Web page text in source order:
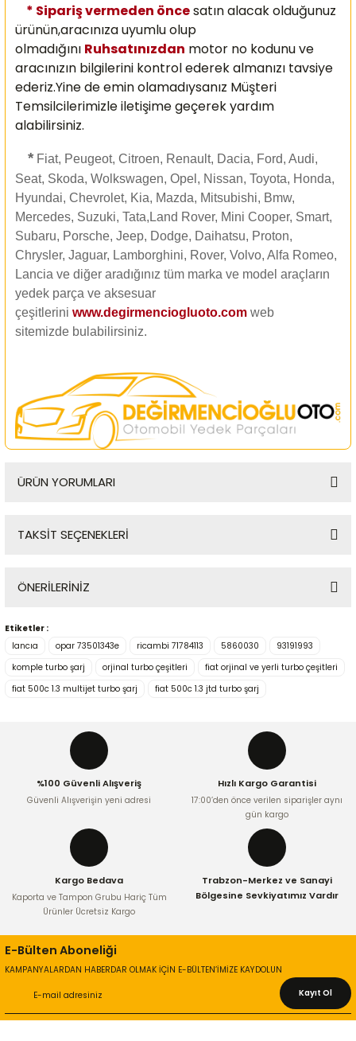
* Sipariş vermeden öncesatın alacak olduğunuz
ürünün,aracınıza uyumlu olup
olmadığını Ruhsatınızdan motor no kodunu ve
aracınızın bilgilerini kontrol ederek almanızı tavsiye
ederiz.Yine de emin olamadıysanız Müşteri
Temsilcilerimizle iletişime geçerek yardım
alabilirsiniz.
* Fiat, Peugeot, Citroen, Renault, Dacia, Ford, Audi,
Seat, Skoda, Wolkswagen, Opel, Nissan, Toyota, Honda,
Hyundai, Chevrolet, Kia, Mazda, Mitsubishi, Bmw,
Mercedes, Suzuki, Tata,Land Rover, Mini Cooper, Smart,
Subaru, Porsche, Jeep, Dodge, Daihatsu, Proton,
Chrysler, Jaguar, Lamborghini, Rover, Volvo, Alfa Romeo,
Lancia ve diğer aradığınız tüm marka ve model araçların
yedek parça ve aksesuar
çeşitlerini www.degirmenciogluoto.com web
sitemizde bulabilirsiniz.
ÜRÜN YORUMLARI
TAKSİT SEÇENEKLERİ
ÖNERİLERİNİZ
Bu ürünün fiyat bilgisi, resim, ürün açıklamalarında ve diğer
konularda yetersiz gördüğünüz noktaları öneri formunu
kullanarak tarafımıza iletebilirsiniz.
Ürün açıklamasında eksik bilgiler bulunuyor.
Ürün bilgilerinde hatalar bulunuyor.
Ürün fiyatı diğer sitelerden daha pahalı.
Bu ürüne benzer farklı alternatifler olmalı.
Etiketler :
lancıa
opar 73501343e ricambi 71784113 5860030
93191993
komple turbo şarj
orjinal turbo çeşitleri
fiat orjinal ve yerli turbo çeşitleri
fiat 500c 1.3 multijet turbo şarj
fiat 500c 1.3 jtd turbo şarj
%100 Güvenli Alışveriş
Güvenli Alışverişin yeni adresi
Hızlı Kargo Garantisi
17:00’den önce verilen siparişler aynı
gün kargo
Kargo Bedava
Kaporta ve Tampon Grubu Hariç Tüm
Ürünler Ücretsiz Kargo
Trabzon-Merkez ve Sanayi
Bölgesine Sevkiyatımız Vardır
E-Bülten Aboneliği
KAMPANYALARDAN HABERDAR OLMAK İÇİN E-BÜLTEN’İMİZE KAYDOLUN
Kayıt Ol